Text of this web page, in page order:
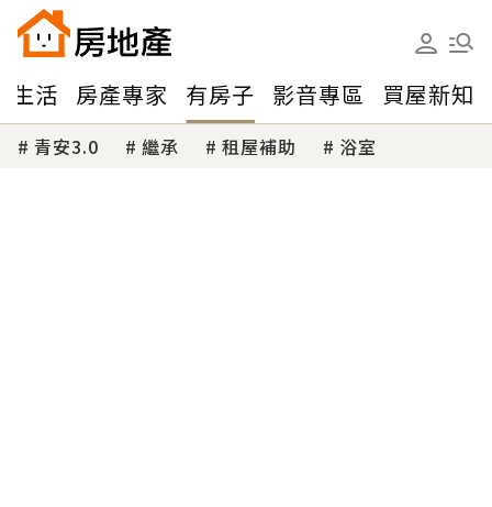
生活 房產專家 有房子 影音專區 買屋新知
青安3.0 繼承 租屋補助 浴室